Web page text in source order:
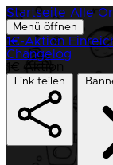
Startseite Alle
Menü öffnen
1€-Aktion
Changelog
1€ Aktion
Link teilen